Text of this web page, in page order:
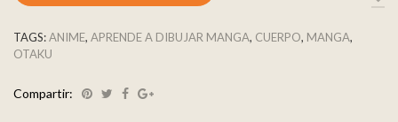
TAGS:ANIME, APRENDE A DIBUJAR MANGA, CUERPO, MANGA,
OTAKU
Compartir: